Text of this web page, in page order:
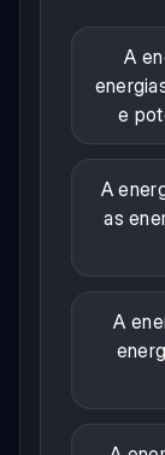
A
e
A
as
A